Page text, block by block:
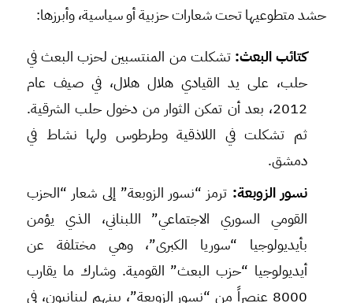
حشد متطوعيها تحت شعارات حزبية أو سياسية، وأبرزها:
كتائب البعث: تشكلت من المنتسبين لحزب البعث في
حلب، على يد القيادي هلال هلال، في صيف عام
2012، بعد أن تمكن الثوار من دخول حلب الشرقية.
ثم تشكلت في اللاذقية وطرطوس ولها نشاط في
دمشق.
نسور الزوبعة: ترمز “نسور الزوبعة” إلى شعار “الحزب
القومي السوري الاجتماعي” اللبناني، الذي يؤمن
بأيديولوجيا “سوريا الكبرى”، وهي مختلفة عن
أيديولوجيا “حزب البعث” القومية. وشارك ما يقارب
8000 عنصراً من “نسور الزوبعة”، بينهم لبنانيون، في